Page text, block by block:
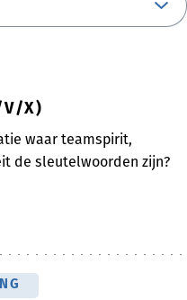
V/X)
waar teamspirit,
de sleutelwoorden zijn?